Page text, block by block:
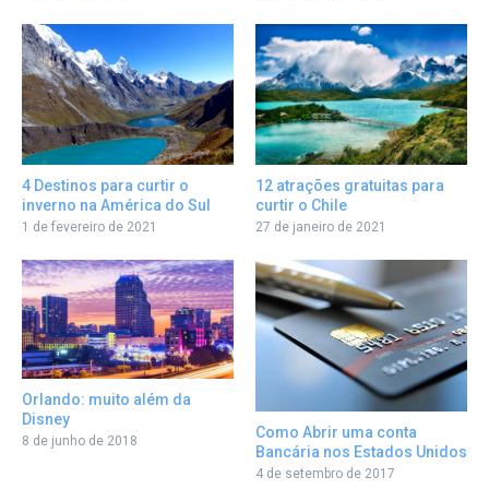
4 Destinos para curtir o
inverno na América do Sul
1 de fevereiro de 2021
12 atrações gratuitas para
curtir o Chile
27 de janeiro de 2021
Orlando: muito além da
Disney
8 de junho de 2018
Como Abrir uma conta
Bancária nos Estados Unidos
4 de setembro de 2017